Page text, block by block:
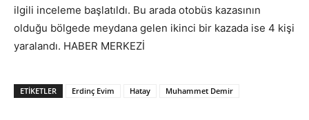
ilgili inceleme başlatıldı. Bu arada otobüs kazasının
olduğu bölgede meydana gelen ikinci bir kazada ise 4 kişi
yaralandı. HABER MERKEZİ
ETIKETLER Erdinç Evim Hatay Muhammet Demir